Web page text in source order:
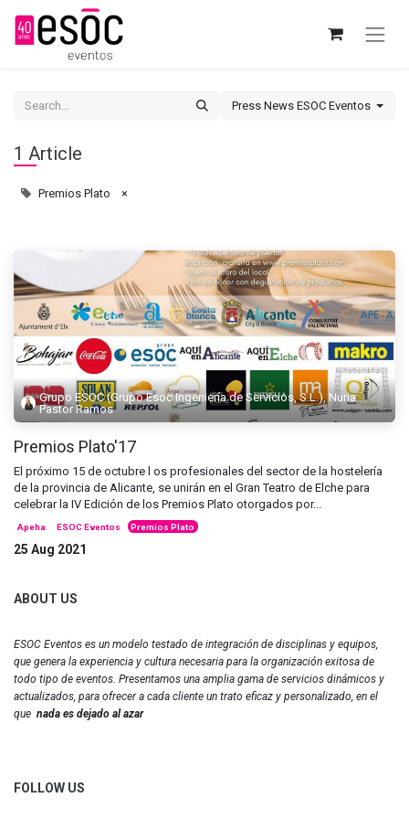
Press News ESOC Eventos
1 Article
Premios Plato ×
Grupo ESOC (Grupo Esoc Ingeniería de Servicios, S.L.), Nuria
Pastor Ramos
Premios Plato'17
El próximo 15 de octubre l os profesionales del sector de la hostelería
de la provincia de Alicante, se unirán en el Gran Teatro de Elche para
celebrar la IV Edición de los Premios Plato otorgados por...
Apeha ESOC Eventos Premios Plato
25 Aug 2021
ABOUT US
ESOC Eventos es un modelo testado de integración de disciplinas y equipos,
que genera la experiencia y cultura necesaria para la organización exitosa de
todo tipo de eventos. Presentamos una amplia gama de servicios dinámicos y
actualizados, para ofrecer a cada cliente un trato eficaz y personalizado, en el
que nada es dejado al azar
FOLLOW US